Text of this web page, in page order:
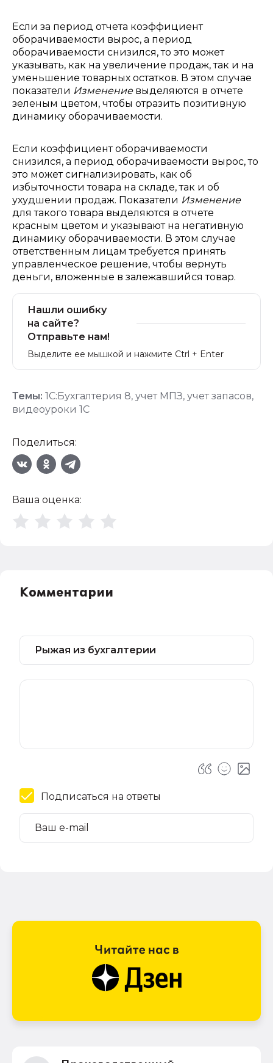
Если за период отчета коэффициент
оборачиваемости вырос, а период
оборачиваемости снизился, то это может
указывать, как на увеличение продаж, так и на
уменьшение товарных остатков. В этом случае
показатели Изменениевыделяются в отчете
зеленым цветом, чтобы отразить позитивную
динамику оборачиваемости.
Если коэффициент оборачиваемости
снизился, а период оборачиваемости вырос, то
это может сигнализировать, как об
избыточности товара на складе, так и об
ухудшении продаж. Показатели Изменение
для такого товара выделяются в отчете
красным цветом и указывают на негативную
динамику оборачиваемости. В этом случае
ответственным лицам требуется принять
управленческое решение, чтобы вернуть
деньги, вложенные в залежавшийся товар.
Нашли ошибку
на сайте?
Отправьте нам!
Выделите ее мышкой и нажмите Ctrl + Enter
Темы: 1С:Бухгалтерия 8, учет МПЗ, учет запасов,
видеоуроки 1С
Поделиться:
Ваша оценка:
Комментарии
Подписаться на ответы